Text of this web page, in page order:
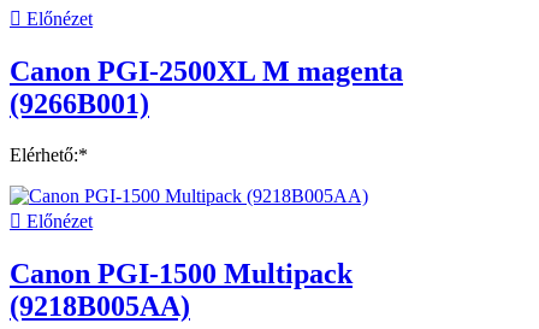
 Előnézet
Canon PGI-2500XL M magenta
(9266B001)
Elérhető:*
 Előnézet
Canon PGI-1500 Multipack
(9218B005AA)